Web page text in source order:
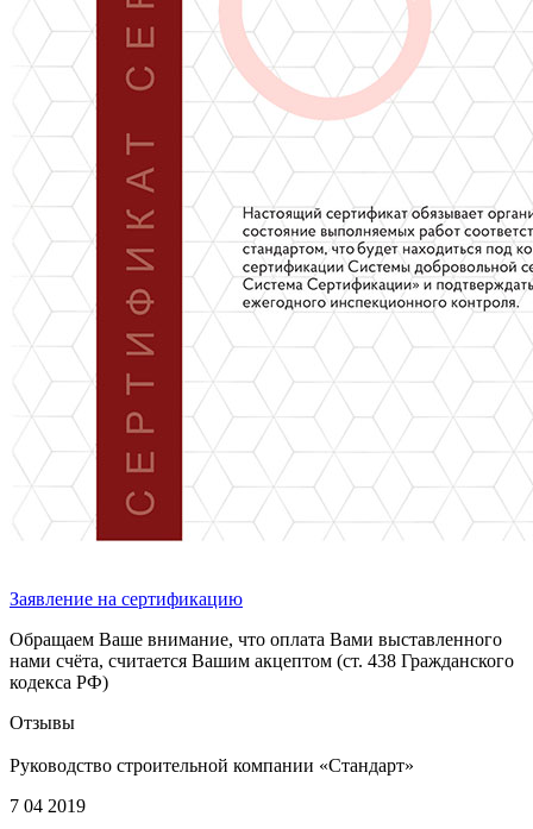
Заявление на сертификацию
Обращаем Ваше внимание, что оплата Вами выставленного
нами счёта, считается Вашим акцептом (ст. 438 Гражданского
кодекса РФ)
Отзывы
Руководство строительной компании «Стандарт»
7 04 2019